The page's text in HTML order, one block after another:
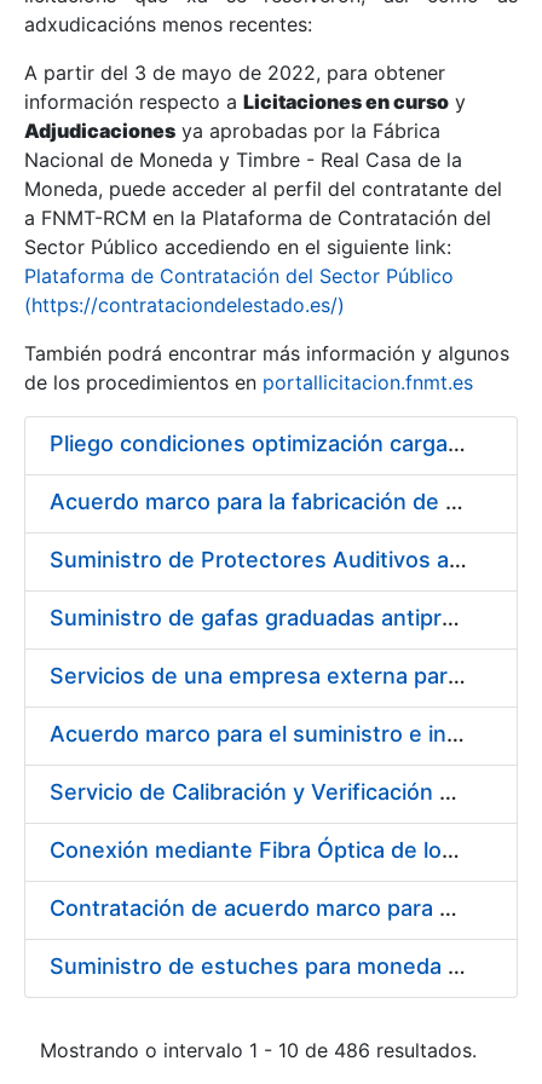
Mostrar/Ocultar
Mostrar/Ocultar
Mostrar/Ocultar
Mostrar/Ocultar
adxudicacións menos recentes:
A partir del 3 de mayo de 2022, para obtener
información respecto a Licitaciones en curso y
Adjudicaciones ya aprobadas por la Fábrica
Nacional de Moneda y Timbre - Real Casa de la
Moneda, puede acceder al perfil del contratante del
a FNMT-RCM en la Plataforma de Contratación del
Sector Público accediendo en el siguiente link:
Plataforma de Contratación del Sector Público
(https://contrataciondelestado.es/)
También podrá encontrar más información y algunos
de los procedimientos en portallicitacion.fnmt.es
Pliego condiciones optimización cargas compras firmado
Acuerdo marco para la fabricación de piezas
Suministro de Protectores Auditivos a medida para las personas trabajadoras de los Centros de Trabajo de Madrid y Burgos
Suministro de gafas graduadas antiproyecciones para los trabajadores de la FNMT-RCM en los centros de trabajo de Madrid y Burgos
Servicios de una empresa externa para el asesoramiento y resolución de los recursos de alzada que se presentan relacionados con procesos de selección para la FNMT-RCM
Acuerdo marco para el suministro e instalación de persianas, estores y otros complementos
Servicio de Calibración y Verificación Externa de los Equipos de Medición del Servicio de Prevención de la FNMT-RCM
Conexión mediante Fibra Óptica de los Centros de Proceso de Datos (CPDs) de las sedes de la FNMT-RCM de Burgos y Madrid
Contratación de acuerdo marco para el Suministro de Material de Electricidad para la Fábrica Nacional de Moneda y Timbre-Real Casa de la Moneda en su centro de trabajo de Burgos
Suministro de estuches para moneda de 30 €
Mostrando o intervalo 1 - 10 de 486 resultados.